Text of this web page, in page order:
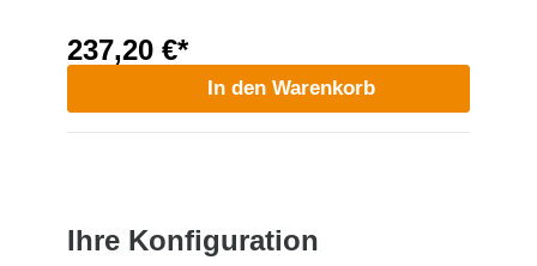
237,20 €*
In den Warenkorb
Ihre Konfiguration